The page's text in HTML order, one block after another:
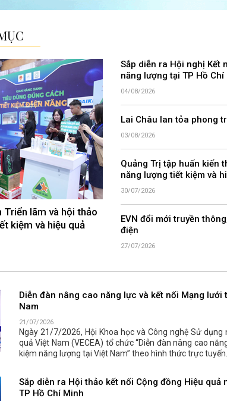
Triển lãm và hội thảo
kiệm và hiệu quả
Sắp diễn ra Hội nghị Kết
năng lượng tại TP Hồ Chí
04/08/2026
Lai Châu lan tỏa phong
03/08/2026
Quảng Trị tập huấn kiến
năng lượng tiết kiệm và
30/07/2026
EVN đổi mới truyền
điện
27/07/2026
Diễn đàn nâng cao năng lực và kết nối Mạng lưới
Nam
21/07/2026
Ngày 21/7/2026, Hội Khoa học và Công nghệ Sử
quả Việt Nam (VECEA) tổ chức “Diễn đàn nâng cao
kiệm năng lượng tại Việt Nam” theo hình thức trực tuyến.
Sắp diễn ra Hội thảo kết nối Cộng đồng Hiệu quả
TP Hồ Chí Minh